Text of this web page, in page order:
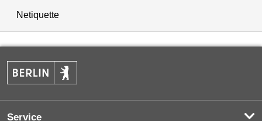
Netiquette
Service